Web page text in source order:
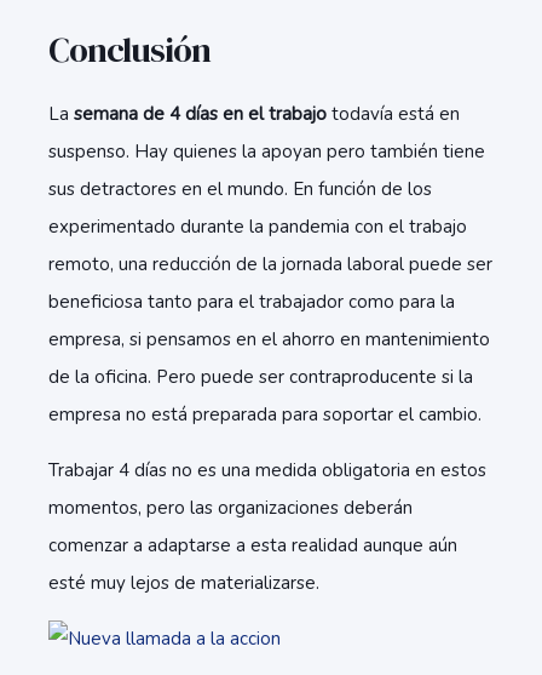
Conclusión
La semana de 4 días en el trabajo todavía está en
suspenso. Hay quienes la apoyan pero también tiene
sus detractores en el mundo. En función de los
experimentado durante la pandemia con el trabajo
remoto, una reducción de la jornada laboral puede ser
beneficiosa tanto para el trabajador como para la
empresa, si pensamos en el ahorro en mantenimiento
de la oficina. Pero puede ser contraproducente si la
empresa no está preparada para soportar el cambio.
Trabajar 4 días no es una medida obligatoria en estos
momentos, pero las organizaciones deberán
comenzar a adaptarse a esta realidad aunque aún
esté muy lejos de materializarse.